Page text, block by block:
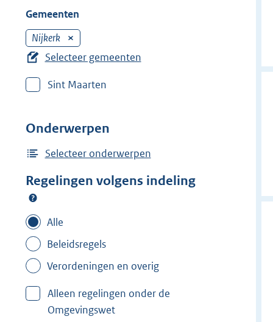
Gemeenten
Nijkerk
e
w
d
e
f
l
e
r
N
i
Selecteer gemeenten
Sint Maarten
Onderwerpen
Selecteer onderwerpen
Regelingen volgens indeling
Alle
Beleidsregels
Verordeningen en overig
Alleen regelingen onder de
Omgevingswet